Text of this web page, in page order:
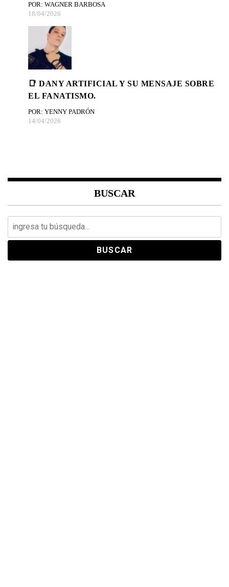
POR: WAGNER BARBOSA
18/04/2026
📑 DANY ARTIFICIAL Y SU MENSAJE SOBRE
EL FANATISMO.
POR: YENNY PADRÓN
14/04/2026
BUSCAR
for: